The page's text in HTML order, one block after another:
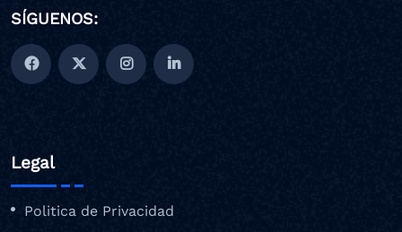
SÍGUENOS:
Legal
Politica de Privacidad